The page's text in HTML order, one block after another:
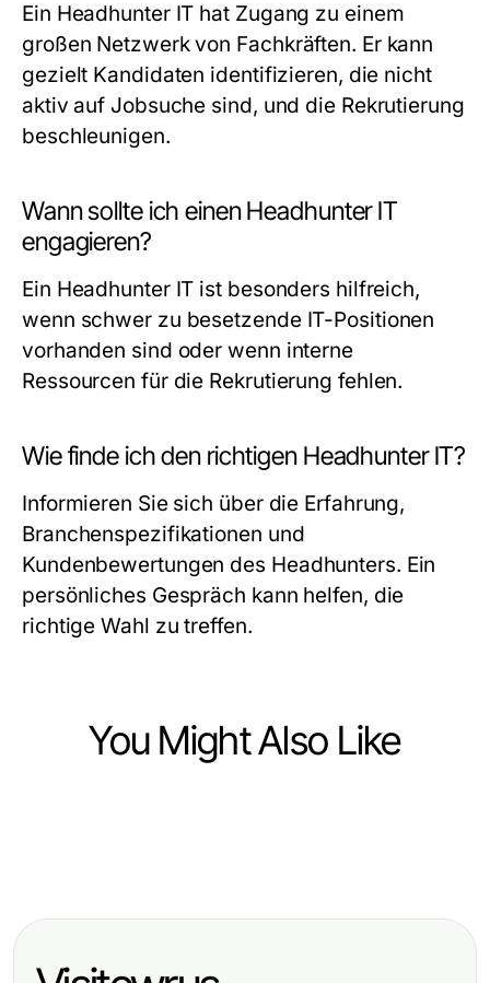
Ein Headhunter IT hat Zugang zu einem
großen Netzwerk von Fachkräften. Er kann
gezielt Kandidaten identifizieren, die nicht
aktiv auf Jobsuche sind, und die Rekrutierung
beschleunigen.
Wann sollte ich einen Headhunter IT
engagieren?
Ein Headhunter IT ist besonders hilfreich,
wenn schwer zu besetzende IT-Positionen
vorhanden sind oder wenn interne
Ressourcen für die Rekrutierung fehlen.
Wie finde ich den richtigen Headhunter IT?
Informieren Sie sich über die Erfahrung,
Branchenspezifikationen und
Kundenbewertungen des Headhunters. Ein
persönliches Gespräch kann helfen, die
richtige Wahl zu treffen.
You Might Also Like
2026 effektiv bewertet: Strategien
Bewährte Lebenslauf Vorlagen für